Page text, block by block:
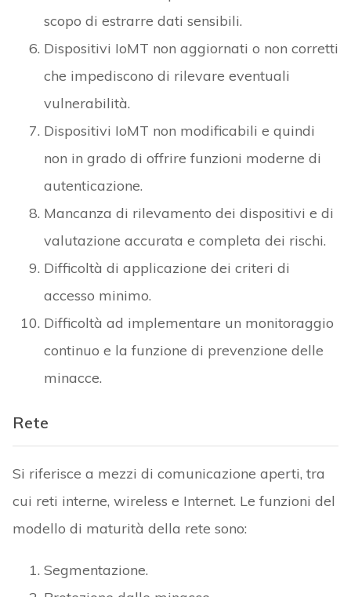
Mancanza di rilevamento dei dispositivi e di
valutazione accurata e completa dei rischi.
Difficoltà di applicazione dei criteri di
accesso minimo.
Difficoltà ad implementare un monitoraggio
continuo e la funzione di prevenzione delle
minacce.
Si riferisce a mezzi di comunicazione aperti, tra
cui reti interne, wireless e Internet. Le funzioni del
modello di maturità della rete sono:
Segmentazione.
Crittografia
Le organizzazioni sanitarie devono allineare la
segmentazione e le protezioni della rete in base
alle esigenze dei flussi di lavoro delle
aziendali – quando si devono connettersi ad altri